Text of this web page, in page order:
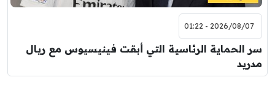
2026/08/07 - 01:22
سر الحماية الرئاسية التي أبقت فينيسيوس مع ريال
مدريد